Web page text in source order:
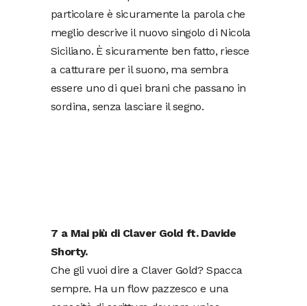
particolare è sicuramente la parola che
meglio descrive il nuovo singolo di Nicola
Siciliano. È sicuramente ben fatto, riesce
a catturare per il suono, ma sembra
essere uno di quei brani che passano in
sordina, senza lasciare il segno.
7 a Mai più di Claver Gold ft. Davide
Shorty.
Che gli vuoi dire a Claver Gold? Spacca
sempre. Ha un flow pazzesco e una